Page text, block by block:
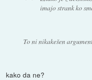
imajo strank ko
To ni nikakešen
kako da ne?